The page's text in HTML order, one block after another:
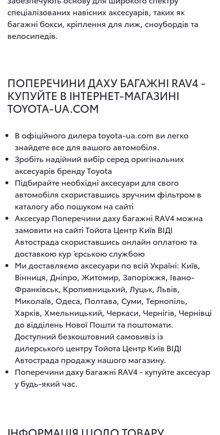
спеціалізованих навісних аксесуарів, таких як
багажні бокси, кріплення для лиж, сноубордів та
велосипедів.
ПОПЕРЕЧИНИ ДАХУ БАГАЖНІ RAV4 -
КУПУЙТЕ В ІНТЕРНЕТ-МАГАЗИНІ
TOYOTA-UA.COM
В офіційного дилера toyota-ua.com ви легко
знайдете все для вашого автомобіля.
Зробіть надійний вибір серед оригінальних
аксесуарів бренду Toyota
Підбирайте необхідні аксесуари для свого
автомобіля скориставшись зручним фільтром в
каталогу або пошуком на сайті
Аксесуар Поперечини даху багажні RAV4 можна
замовити на сайті Тойота Центр Київ ВІДІ
Автострада скориставшись онлайн оплатою та
доставкою кур`єрською службою
Ми доставляємо аксесуари по всій Україні: Київ,
Вінниця, Дніпро, Житомир, Запоріжжя, Івано-
Франківськ, Кропивницький, Луцьк, Львів,
Миколаїв, Одеса, Полтава, Суми, Тернопіль,
Харків, Хмельницький, Черкаси, Чернігів, Чернівці
до відділень Нової Пошти та поштомати.
Доступний безкоштовний самовивіз із
дилерського центру Тойота Центр Київ ВІДІ
Автострада продажу нашого магазину.
Поперечини даху багажні RAV4 - купуйте аксесуар
у будь-який час.